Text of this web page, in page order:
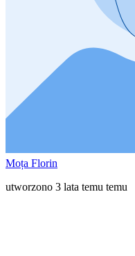
Moța Florin
utworzono 3 lata temu temu